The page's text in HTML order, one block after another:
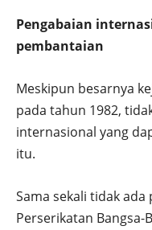
Pengabaian
pembantaian
Meskipun besarnya
pada tahun 1982,
internasional yang
itu.
Sama sekali tidak
Perserikatan Bangsa-